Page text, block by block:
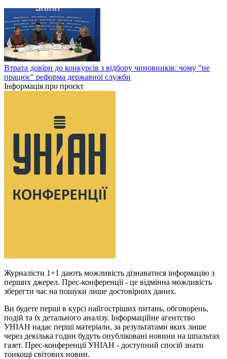
Втрата довіри до конкурсів з відбору чиновників: чому "не
працює" реформа державної служби
Інформація про проєкт
Журналісти 1+1 дають можливість дізнаватися інформацію з
перших джерел. Прес-конференції - це відмінна можливість
зберегти час на пошуки лише достовірних даних.
Ви будете перші в курсі найгостріших питань, обговорень,
подій та їх детального аналізу. Інформаційне агентство
УНІАН надає перші матеріали, за результатами яких лише
через декілька годин будуть опубліковані новини на шпальтах
газет. Прес-конференції УНІАН - доступний спосіб знати
тонкощі світових новин.